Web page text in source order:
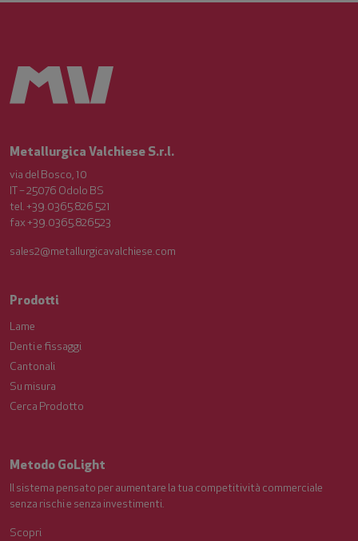
Metallurgica Valchiese S.r.l.
via del Bosco, 10
IT – 25076 Odolo BS
tel. +39.0365.826 521
fax +39.0365.826523
sales2@metallurgicavalchiese.com
Prodotti
Lame
Denti e fissaggi
Cantonali
Su misura
Cerca Prodotto
Metodo GoLight
Il sistema pensato per aumentare la tua competitività commerciale
senza rischi e senza investimenti.
Scopri